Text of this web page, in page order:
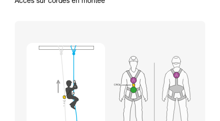
Accès sur cordes en montée